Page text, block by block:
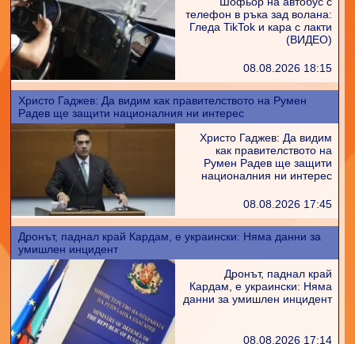
телефон в ръка зад волана:
Гледа TikTok и кара с лакти
(ВИДЕО)
08.08.2026 18:15
Христо Гаджев: Да видим как правителството на Румен
Радев ще защити националния ни интерес
Христо Гаджев: Да видим
как правителството на
Румен Радев ще защити
националния ни интерес
08.08.2026 17:45
Дронът, паднал край Кардам, е украински: Няма данни за
умишлен инцидент
Дронът, паднал край
Кардам, е украински: Няма
данни за умишлен инцидент
08.08.2026 17:14